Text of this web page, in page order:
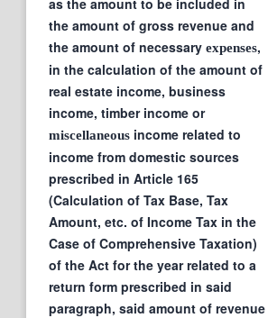
the amount of gross revenue and
the amount of necessary expenses,
in the calculation of the amount of
real estate income, business
income, timber income or
miscellaneous income related to
income from domestic sources
prescribed in Article 165
(Calculation of Tax Base, Tax
Amount, etc. of Income Tax in the
Case of Comprehensive Taxation)
of the Act for the year related to a
return form prescribed in said
paragraph, said amount of revenue